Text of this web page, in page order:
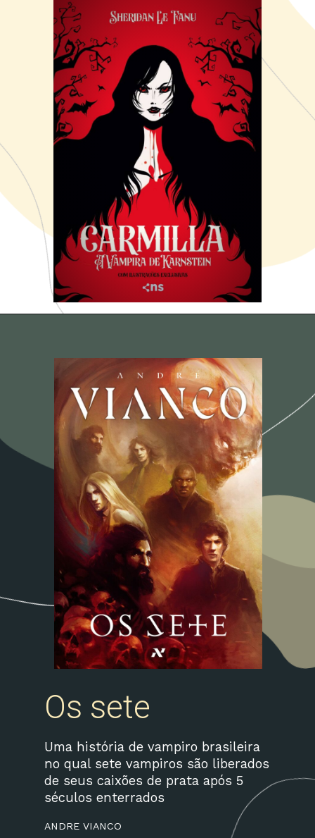
ANDRE VIANCO
Uma história de vampiro brasileira
no qual sete vampiros são liberados
de seus caixões de prata após 5
séculos enterrados
Os sete